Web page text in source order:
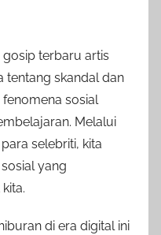
gosip terbaru artis
tentang skandal dan
sosial
Melalui
selebriti, kita
yang
di era digital ini